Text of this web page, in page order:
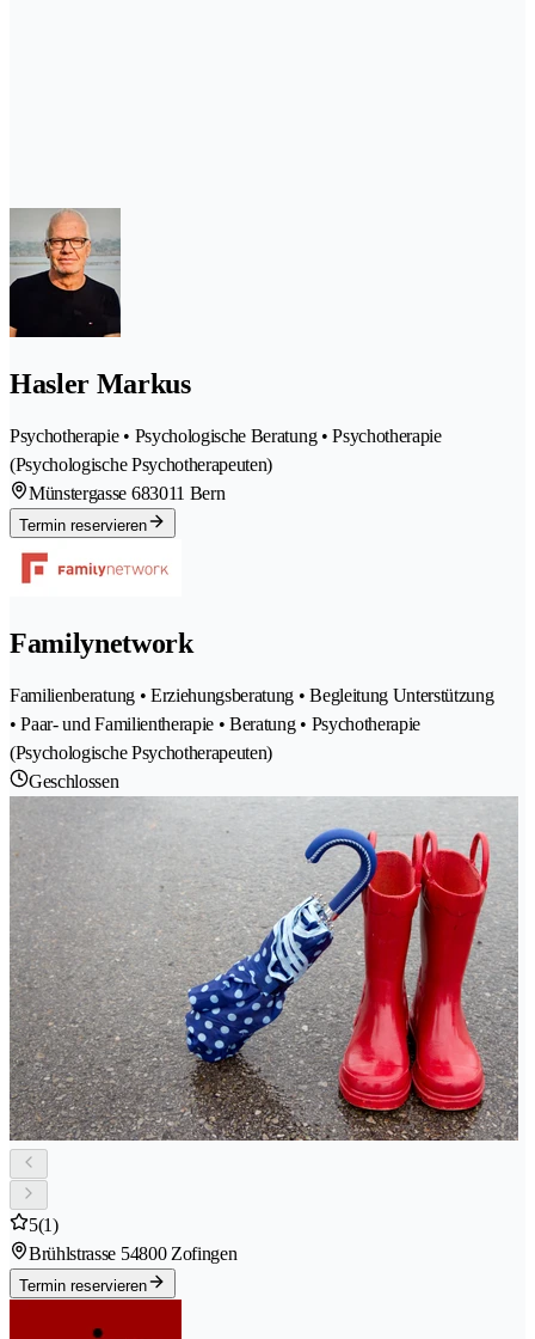
Hasler Markus
Psychotherapie • Psychologische Beratung • Psychotherapie
(Psychologische Psychotherapeuten)
Münstergasse 683011 Bern
Termin reservieren
Familynetwork
Familienberatung • Erziehungsberatung • Begleitung Unterstützung
• Paar- und Familientherapie • Beratung • Psychotherapie
(Psychologische Psychotherapeuten)
Geschlossen
5(1)
Brühlstrasse 54800 Zofingen
Termin reservieren